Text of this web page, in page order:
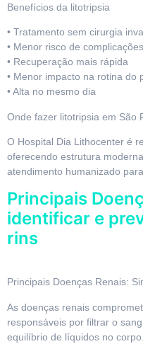
Benefícios da litotripsia
• Tratamento sem cirurgia
• Menor risco de complicações
• Recuperação mais rápida
• Menor impacto na rotina do
• Alta no mesmo dia
Onde fazer litotripsia em São
O Hospital Dia Lithocenter é
oferecendo estrutura
atendimento humanizado
Principais
identificar e
rins
Principais Doenças Renais:
As doenças renais
responsáveis por filtrar o
equilíbrio de líquidos no